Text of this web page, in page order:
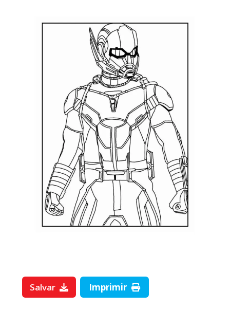
Salvar Imprimir